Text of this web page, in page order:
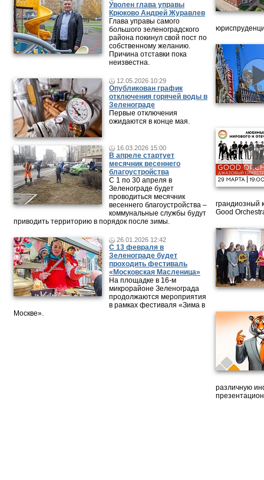
Уволен глава управы
Крюково Андрей Журавлев
Глава управы самого
большого зеленоградского
района покинул свой пост по
собственному желанию.
Причина отставки пока
неизвестна.
12.05.2026 10:29
Опубликован график
отключения горячей воды в
Зеленограде
Первые отключения
ожидаются в конце мая.
16.03.2026 15:00
В апреле стартует
месячник весеннего
благоустройства
С 1 по 30 апреля в
Зеленограде будет
проводиться месячник
весеннего благоустройства –
коммунальные службы будут
приводить территорию в порядок после зимы.
26.01.2026 12:42
С 13 февраля в
Зеленограде будет
проходить фестиваль
«Московская Масленица»
На площадке в 16-м
микрорайоне Зеленограда
продолжаются мероприятия
в рамках фестиваля «Зима в
Москве».
грандиозный
Good
различную